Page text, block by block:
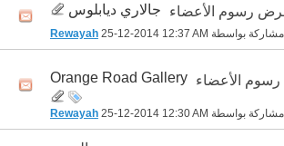
رسوم الأعضاء جالاري ديابلوس
مشاركة بواسطة Rewayah 25-12-2014 12:37 AM
الأعضاء Orange Road Gallery
مشاركة بواسطة Rewayah 25-12-2014 12:30 AM